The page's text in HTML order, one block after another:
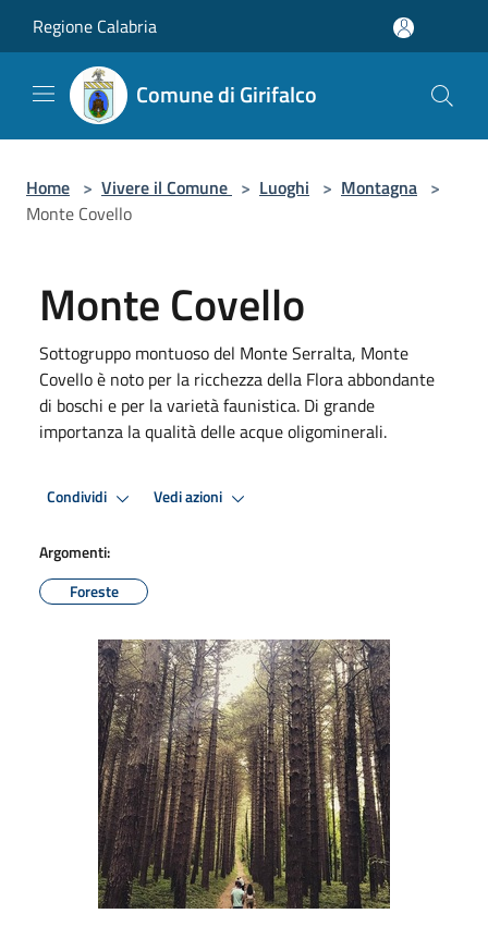
Regione Calabria
Comune di Girifalco
Home > Vivere il Comune > Luoghi > Montagna >
Monte Covello
Monte Covello
Sottogruppo montuoso del Monte Serralta, Monte
Covello è noto per la ricchezza della Flora abbondante
di boschi e per la varietà faunistica. Di grande
importanza la qualità delle acque oligominerali.
Condividi Vedi azioni
Argomenti:
Foreste